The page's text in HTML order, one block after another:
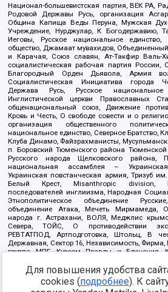
Национал-большевистская партия, ВЕК РА,
Родовой Державы Русь, организация
Община Капища Веды Перуна, Мужская
Учреждение, Нурджулар, К Богодержавию,
Иеговы, Русское национальное единство,
общество, Джамаат мувахидов,
и Карачая, Союз славян, Ат-Такфир Валь-
социалистическая рабочая партия России,
Благородный Орден Дьявола, Армия
Социалистическая Инициатива города
Держава Русь, Русское национальное
Инглистической церкви Православных
общенациональный союз, Движение
Кровь и Честь, О свободе совести и о
организация общественного
национальное единство, Северное Братство,
Клуба Динамо, Файзрахманисты,
п. Боровский Тюменского района
Русского народа Щелковского района,
национальная ассамблея –
Украинская повстанческая армия, Тризуб
Белый Крест, Misanthropic division,
последователей инглиизма, Народная
Этнополитическое объединение
объединение Атака, Мечеть Мирмамеда,
народа г. Астрахани, ВОЛЯ, Меджлис
Севера, ТОЙС, О противодействии
РЕВТАТПОД, Артподготовка, Штольц, В
Державная, Сектор 16, Независимость,
группа МПГ, Курсом Правды и Единения,
Благотворительный пансионат Ак Умут,
Арестантское уголовное единство, Башкорт,
Дафа, Иртыш Ultras, Русский
Для повышения удобства
cookies (подробнее). К